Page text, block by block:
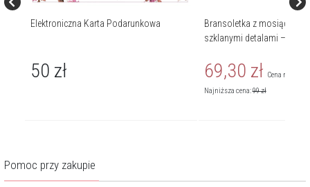
Elektroniczna Karta Podarunkowa
50 zł
Bransoletka z mosiądzu
szklanymi detalami –
69,30 zł Cena
Najniższa cena:99zł
Pomoc przy zakupie